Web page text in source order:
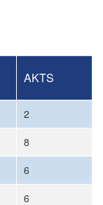
AKTS
2
8
6
6